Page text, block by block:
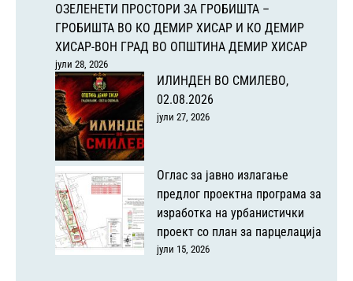
ОЗЕЛЕНЕТИ ПРОСТОРИ ЗА ГРОБИШТА –
ГРОБИШТА ВО КО ДЕМИР ХИСАР И КО ДЕМИР
ХИСАР-ВОН ГРАД ВО ОПШТИНА ДЕМИР ХИСАР
јули 28, 2026
ИЛИНДЕН ВО СМИЛЕВО,
02.08.2026
јули 27, 2026
Оглас за јавно излагање
предлог проектна програма за
изработка на урбанистички
проект со план за парцелација
јули 15, 2026